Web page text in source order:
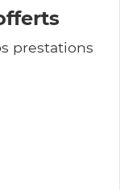
prestations